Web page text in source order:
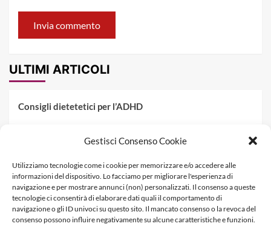
Gestisci Consenso Cookie
Utilizziamo tecnologie come i cookie per memorizzare e/o accedere alle
informazioni del dispositivo. Lo facciamo per migliorare l'esperienza di
navigazione e per mostrare annunci (non) personalizzati. Il consenso a queste
tecnologie ci consentirà di elaborare dati quali il comportamento di
navigazione o gli ID univoci su questo sito. Il mancato consenso o la revoca del
consenso possono influire negativamente su alcune caratteristiche e funzioni.
ULTIMI ARTICOLI
Consigli dietetetici per l’ADHD
Fenilchetonuria
Dieta militare: come funziona, opinioni e schema tipo per
dimagrire in 3 giorni